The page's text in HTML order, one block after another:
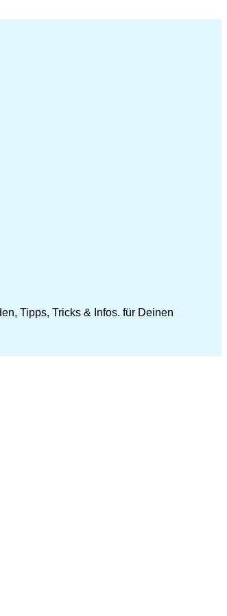
Tipps, Tricks & Infos. für Deinen